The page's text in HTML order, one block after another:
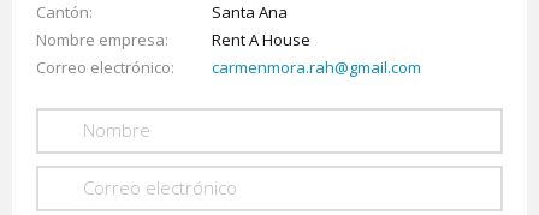
Cantón
Santa Ana
Nombre empresa
Rent A House
Correo electrónico
carmenmora.rah@gmail.com